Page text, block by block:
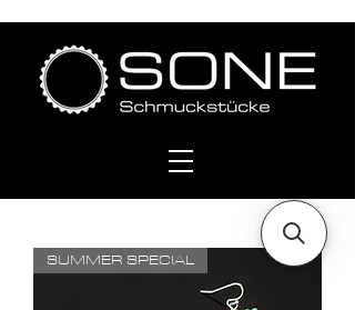
SUMMER SPECIAL